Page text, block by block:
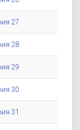
27
28
29
30
31